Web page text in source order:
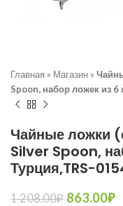
Главная » Магазин »
Spoon, набор ложек из
Чайные ложки
Silver Spoon,
Турция,TRS-
1 208.00₽ 863.00₽